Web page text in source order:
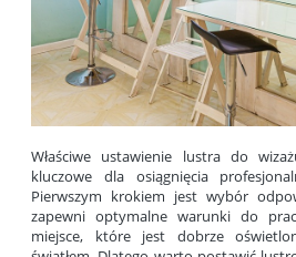
Właściwe ustawienie lustra do
kluczowe dla osiągnięcia
Pierwszym krokiem jest wybór
zapewni optymalne warunki do
miejsce, które jest dobrze